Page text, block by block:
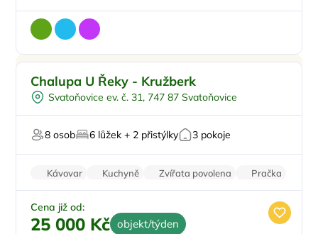
Pro rodiny s dětmi
Koupací sud
Sauna
U vody
Chalupa U Řeky - Kružberk
Svatoňovice ev. č. 31, 747 87 Svatoňovice
8 osob 6 lůžek + 2 přistýlky 3 pokoje
Kávovar Kuchyně Zvířata povolena
Pračka
Vysavač
Cena již od:
25 000 Kč objekt/týden